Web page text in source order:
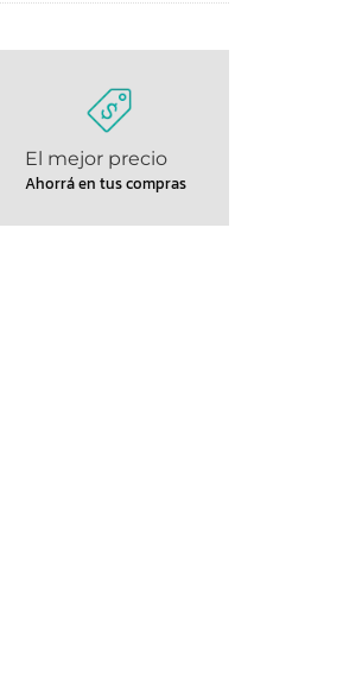
El mejor precio
Ahorrá en tus compras